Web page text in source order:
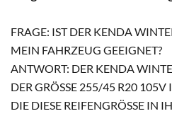
FRAGE: IST DER KENDA
MEIN FAHRZEUG GEEIGNET?
ANTWORT: DER KENDA
DER GRÖSSE 255/45 R20 105V
IE DIESE REIFENGRÖSSE IN